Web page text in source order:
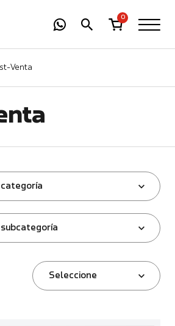
0
Venta
categoría
Seleccione